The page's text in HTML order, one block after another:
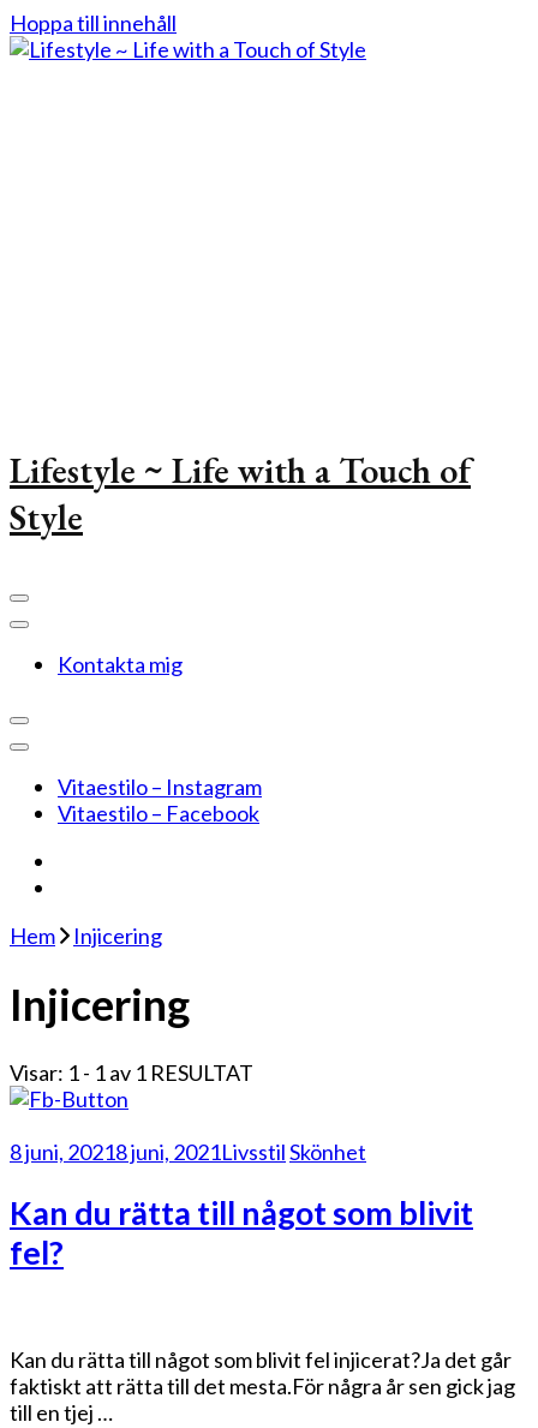
Hoppa till innehåll
Lifestyle ~ Life with a Touch of
Style
Kontakta mig
Vitaestilo – Instagram
Vitaestilo – Facebook
Hem Injicering
Injicering
Visar: 1 - 1 av 1 RESULTAT
8 juni, 20218 juni, 2021LivsstilSkönhet
Kan du rätta till något som blivit
fel?
Kan du rätta till något som blivit fel injicerat?Ja det går
faktiskt att rätta till det mesta.För några år sen gick jag
till en tjej …